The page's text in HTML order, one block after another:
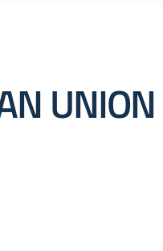
UNION